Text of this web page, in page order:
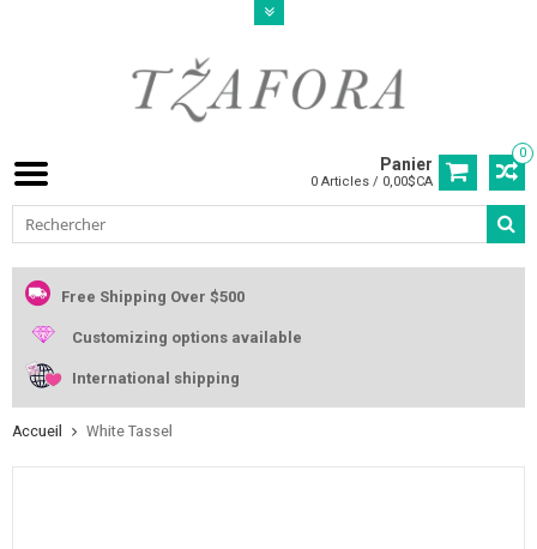
0
Panier
0 Articles / 0,00$CA
Free Shipping Over $500
Customizing options available
International shipping
Accueil White Tassel